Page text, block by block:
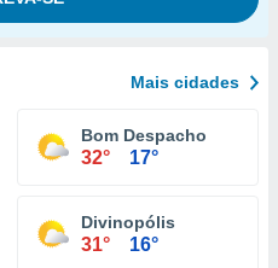
Mais cidades
Bom Despacho
32° 17°
Divinopólis
31° 16°